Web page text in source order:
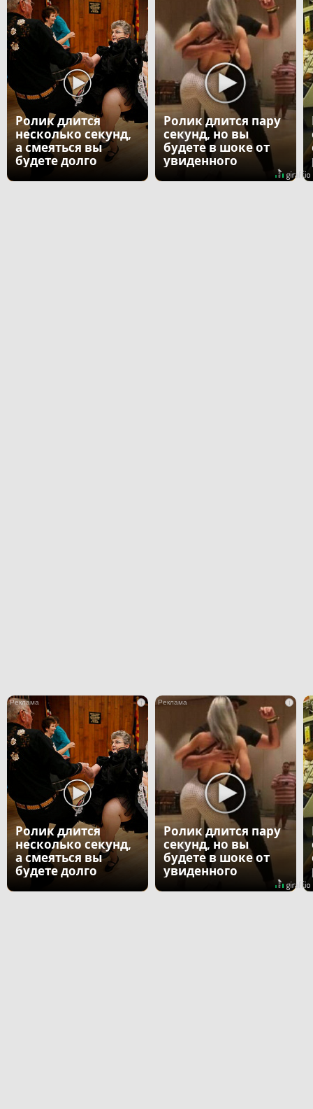
Ролик длится
несколько секунд,
а смеяться вы
будете долго
Ролик длится пару
секунд, но вы
будете в шоке от
увиденного
i
Ролик длится
несколько секунд,
а смеяться вы
будете долго
i
Ролик длится пару
секунд, но вы
будете в шоке от
увиденного